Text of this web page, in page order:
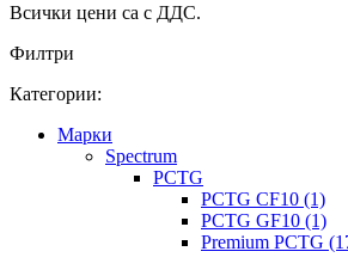
Всички цени са с ДДС.
Филтри
Категории:
Mарки
Spectrum
PCTG
PCTG CF10 (1)
PCTG GF10 (1)
Premium PCTG